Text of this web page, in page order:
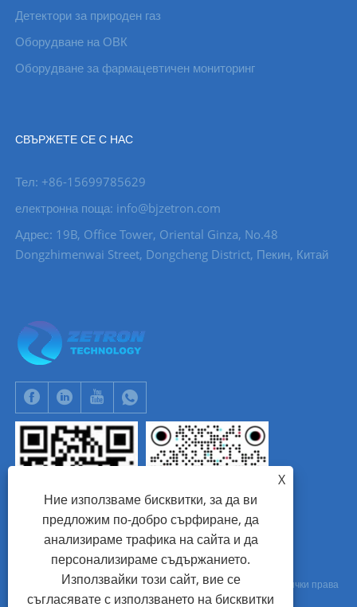
Детектори за природен газ
Оборудване на ОВК
Оборудване за фармацевтичен мониторинг
СВЪРЖЕТЕ СЕ С НАС
Тел: +86-15699785629
електронна поща: info@bjzetron.com
Адрес: 19B, Office Tower, Oriental Ginza, No.48
Dongzhimenwai Street, Dongcheng District, Пекин, Китай
WhatsApp Tik Tok
Авторско право © 2024 Beijing Zetron Technology Co., Ltd. Всички права
X
Ние използваме бисквитки, за да ви
предложим по-добро сърфиране, да
анализираме трафика на сайта и да
персонализираме съдържанието.
Използвайки този сайт, вие се
съгласявате с използването на бисквитки